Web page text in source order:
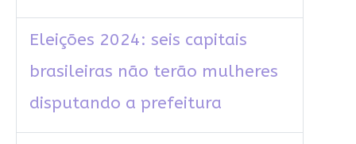
Eleições 2024: seis capitais
brasileiras não terão mulheres
disputando a prefeitura